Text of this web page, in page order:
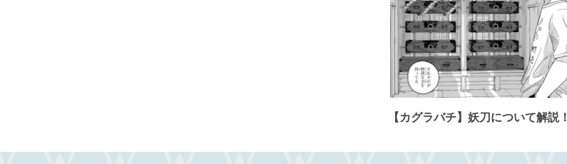
【カグラバチ】妖刀について解説！